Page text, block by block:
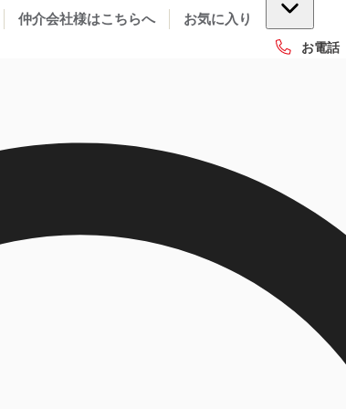
仲介会社様はこちらへ お気に入り
お電話